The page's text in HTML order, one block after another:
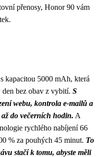
přenosy, Honor 90 vám
kapacitou 5000 mAh, která
bez obav z vybití. S
webu, kontrola e-mailů a
do večerních hodin. A
rychlého nabíjení 66
% za pouhých 45 minut. To
stačí k tomu, abyste měli